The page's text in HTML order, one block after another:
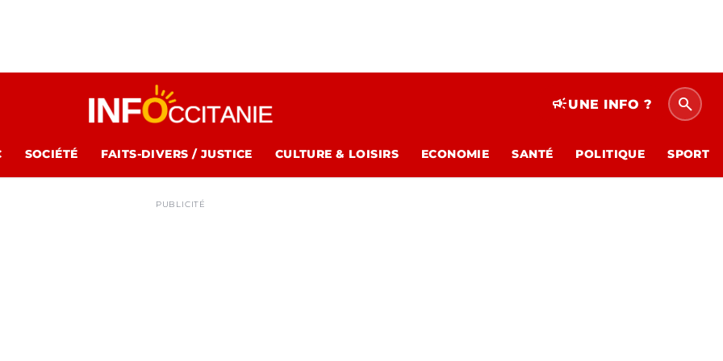
campaignUNE INFO ? search
SOCIÉTÉ FAITS-DIVERS / JUSTICE CULTURE & LOISIRS ECONOMIE SANTÉ POLITIQUE SPORT
PUBLICITÉ